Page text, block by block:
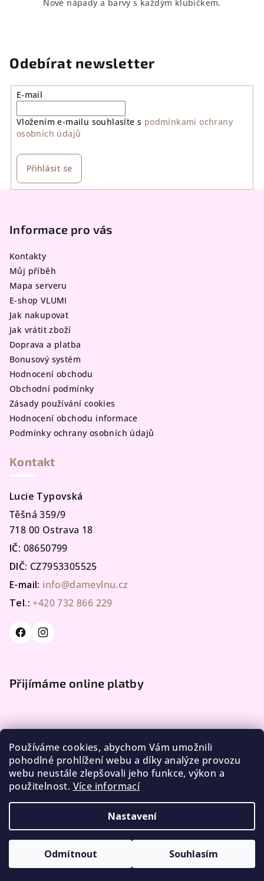
Používáme cookies, abychom Vám umožnili
pohodlné prohlížení webu a díky analýze provozu
webu neustále zlepšovali jeho funkce, výkon a
použitelnost. Více informací
Nastavení
Odmítnout Souhlasím
Nové nápady a barvy s každým klubíčkem.
Odebírat newsletter
E-mail
Vložením e-mailu souhlasíte s podmínkami ochrany
osobních údajů
Přihlásit se
Informace pro vás
Kontakty
Můj příběh
Mapa serveru
E-shop VLUMI
Jak nakupovat
Jak vrátit zboží
Doprava a platba
Bonusový systém
Hodnocení obchodu
Obchodní podmínky
Zásady používání cookies
Hodnocení obchodu informace
Podmínky ochrany osobních údajů
Kontakt
Lucie Typovská
Těšná 359/9
718 00 Ostrava 18
IČ: 08650799
DIČ: CZ7953305525
E-mail: info@damevlnu.cz
Tel.: +420 732 866 229
Přijímáme online platby
Facebook
Upravit nastavení cookies
Vytvořil Shoptet
5 % SLEVA na první nákup